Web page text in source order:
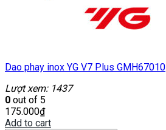
Dao phay inox YG V7 Plus GMH67010
Lượt xem: 1437
0 out of 5
175.000₫
Add to cart